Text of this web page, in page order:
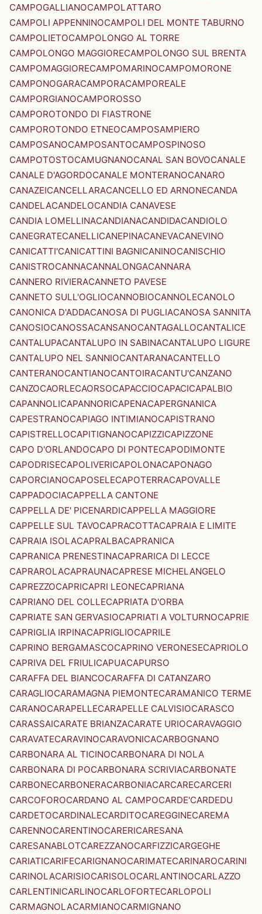
CAMPOGALLIANOCAMPOLATTARO
CAMPOLI APPENNINOCAMPOLI DEL MONTE TABURNO
CAMPOLIETOCAMPOLONGO AL TORRE
CAMPOLONGO MAGGIORECAMPOLONGO SUL BRENTA
CAMPOMAGGIORECAMPOMARINOCAMPOMORONE
CAMPONOGARACAMPORACAMPOREALE
CAMPORGIANOCAMPOROSSO
CAMPOROTONDO DI FIASTRONE
CAMPOROTONDO ETNEOCAMPOSAMPIERO
CAMPOSANOCAMPOSANTOCAMPOSPINOSO
CAMPOTOSTOCAMUGNANOCANAL SAN BOVOCANALE
CANALE D'AGORDOCANALE MONTERANOCANARO
CANAZEICANCELLARACANCELLO ED ARNONECANDA
CANDELACANDELOCANDIA CANAVESE
CANDIA LOMELLINACANDIANACANDIDACANDIOLO
CANEGRATECANELLICANEPINACANEVACANEVINO
CANICATTI'CANICATTINI BAGNICANINOCANISCHIO
CANISTROCANNACANNALONGACANNARA
CANNERO RIVIERACANNETO PAVESE
CANNETO SULL'OGLIOCANNOBIOCANNOLECANOLO
CANONICA D'ADDACANOSA DI PUGLIACANOSA SANNITA
CANOSIOCANOSSACANSANOCANTAGALLOCANTALICE
CANTALUPACANTALUPO IN SABINACANTALUPO LIGURE
CANTALUPO NEL SANNIOCANTARANACANTELLO
CANTERANOCANTIANOCANTOIRACANTU'CANZANO
CANZOCAORLECAORSOCAPACCIOCAPACICAPALBIO
CAPANNOLICAPANNORICAPENACAPERGNANICA
CAPESTRANOCAPIAGO INTIMIANOCAPISTRANO
CAPISTRELLOCAPITIGNANOCAPIZZICAPIZZONE
CAPO D'ORLANDOCAPO DI PONTECAPODIMONTE
CAPODRISECAPOLIVERICAPOLONACAPONAGO
CAPORCIANOCAPOSELECAPOTERRACAPOVALLE
CAPPADOCIACAPPELLA CANTONE
CAPPELLA DE' PICENARDICAPPELLA MAGGIORE
CAPPELLE SUL TAVOCAPRACOTTACAPRAIA E LIMITE
CAPRAIA ISOLACAPRALBACAPRANICA
CAPRANICA PRENESTINACAPRARICA DI LECCE
CAPRAROLACAPRAUNACAPRESE MICHELANGELO
CAPREZZOCAPRICAPRI LEONECAPRIANA
CAPRIANO DEL COLLECAPRIATA D'ORBA
CAPRIATE SAN GERVASIOCAPRIATI A VOLTURNOCAPRIE
CAPRIGLIA IRPINACAPRIGLIOCAPRILE
CAPRINO BERGAMASCOCAPRINO VERONESECAPRIOLO
CAPRIVA DEL FRIULICAPUACAPURSO
CARAFFA DEL BIANCOCARAFFA DI CATANZARO
CARAGLIOCARAMAGNA PIEMONTECARAMANICO TERME
CARANOCARAPELLECARAPELLE CALVISIOCARASCO
CARASSAICARATE BRIANZACARATE URIOCARAVAGGIO
CARAVATECARAVINOCARAVONICACARBOGNANO
CARBONARA AL TICINOCARBONARA DI NOLA
CARBONARA DI POCARBONARA SCRIVIACARBONATE
CARBONECARBONERACARBONIACARCARECARCERI
CARCOFOROCARDANO AL CAMPOCARDE'CARDEDU
CARDETOCARDINALECARDITOCAREGGINECAREMA
CARENNOCARENTINOCARERICARESANA
CARESANABLOTCAREZZANOCARFIZZICARGEGHE
CARIATICARIFECARIGNANOCARIMATECARINAROCARINI
CARINOLACARISIOCARISOLOCARLANTINOCARLAZZO
CARLENTINICARLINOCARLOFORTECARLOPOLI
CARMAGNOLACARMIANOCARMIGNANO